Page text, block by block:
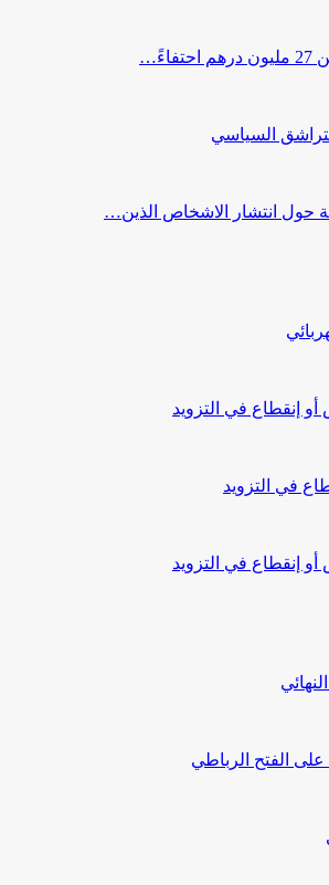
السياسي
حول انتشار الاشخاص الذين…
إنقطاع في التزويد
في التزويد
إنقطاع في التزويد
الفتح الرباطي